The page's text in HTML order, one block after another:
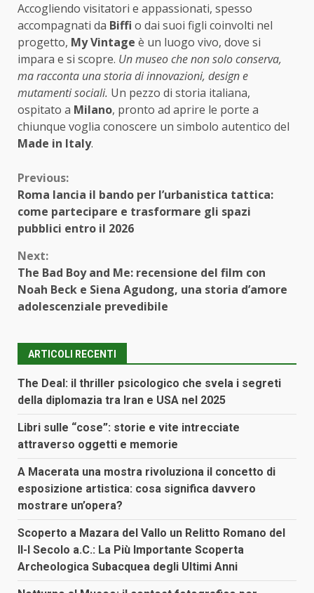
Accogliendo visitatori e appassionati, spesso
accompagnati da Biffi o dai suoi figli coinvolti nel
progetto, My Vintage è un luogo vivo, dove si
impara e si scopre. Un museo che non solo conserva,
ma racconta una storia di innovazioni, design e
mutamenti sociali. Un pezzo di storia italiana,
ospitato a Milano, pronto ad aprire le porte a
chiunque voglia conoscere un simbolo autentico del
Made in Italy.
Continue
Reading
Previous:
Roma lancia il bando per l’urbanistica tattica:
come partecipare e trasformare gli spazi
pubblici entro il 2026
Next:
The Bad Boy and Me: recensione del film con
Noah Beck e Siena Agudong, una storia d’amore
adolescenziale prevedibile
ARTICOLI RECENTI
The Deal: il thriller psicologico che svela i segreti
della diplomazia tra Iran e USA nel 2025
Libri sulle “cose”: storie e vite intrecciate
attraverso oggetti e memorie
A Macerata una mostra rivoluziona il concetto di
esposizione artistica: cosa significa davvero
mostrare un’opera?
Scoperto a Mazara del Vallo un Relitto Romano del
II-I Secolo a.C.: La Più Importante Scoperta
Archeologica Subacquea degli Ultimi Anni